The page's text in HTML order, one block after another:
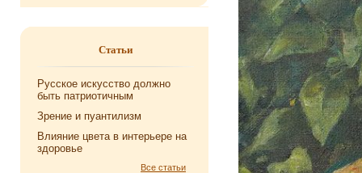
Статьи
Русское искусство должно
быть патриотичным
Зрение и пуантилизм
Влияние цвета в интерьере на
здоровье
Все статьи